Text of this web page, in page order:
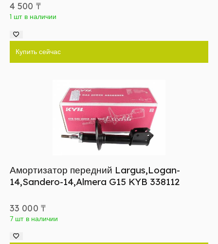
4 500 ₸
1 шт в наличии
Купить сейчас
Амортизатор передний Largus,Logan-
14,Sandero-14,Almera G15 KYB 338112
33 000 ₸
7 шт в наличии